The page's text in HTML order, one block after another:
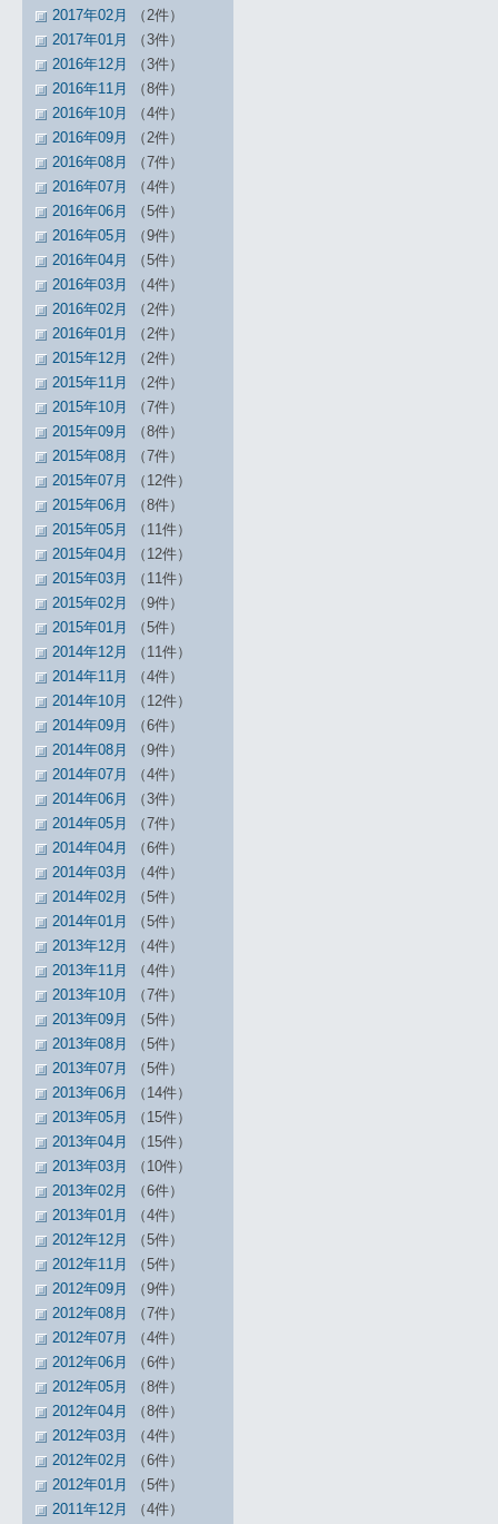
2017年02月
（2件）
2017年01月
（3件）
2016年12月
（3件）
2016年11月
（8件）
2016年10月
（4件）
2016年09月
（2件）
2016年08月
（7件）
2016年07月
（4件）
2016年06月
（5件）
2016年05月
（9件）
2016年04月
（5件）
2016年03月
（4件）
2016年02月
（2件）
2016年01月
（2件）
2015年12月
（2件）
2015年11月
（2件）
2015年10月
（7件）
2015年09月
（8件）
2015年08月
（7件）
2015年07月
（12件）
2015年06月
（8件）
2015年05月
（11件）
2015年04月
（12件）
2015年03月
（11件）
2015年02月
（9件）
2015年01月
（5件）
2014年12月
（11件）
2014年11月
（4件）
2014年10月
（12件）
2014年09月
（6件）
2014年08月
（9件）
2014年07月
（4件）
2014年06月
（3件）
2014年05月
（7件）
2014年04月
（6件）
2014年03月
（4件）
2014年02月
（5件）
2014年01月
（5件）
2013年12月
（4件）
2013年11月
（4件）
2013年10月
（7件）
2013年09月
（5件）
2013年08月
（5件）
2013年07月
（5件）
2013年06月
（14件）
2013年05月
（15件）
2013年04月
（15件）
2013年03月
（10件）
2013年02月
（6件）
2013年01月
（4件）
2012年12月
（5件）
2012年11月
（5件）
2012年09月
（9件）
2012年08月
（7件）
2012年07月
（4件）
2012年06月
（6件）
2012年05月
（8件）
2012年04月
（8件）
2012年03月
（4件）
2012年02月
（6件）
2012年01月
（5件）
2011年12月
（4件）